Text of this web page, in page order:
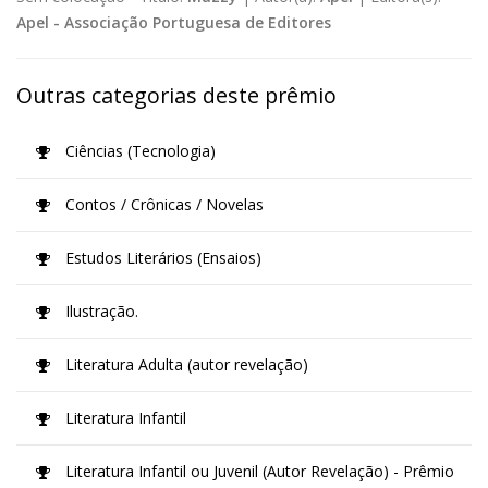
Apel - Associação Portuguesa de Editores
Outras categorias deste prêmio
Ciências (Tecnologia)
Contos / Crônicas / Novelas
Estudos Literários (Ensaios)
Ilustração.
Literatura Adulta (autor revelação)
Literatura Infantil
Literatura Infantil ou Juvenil (Autor Revelação) - Prêmio